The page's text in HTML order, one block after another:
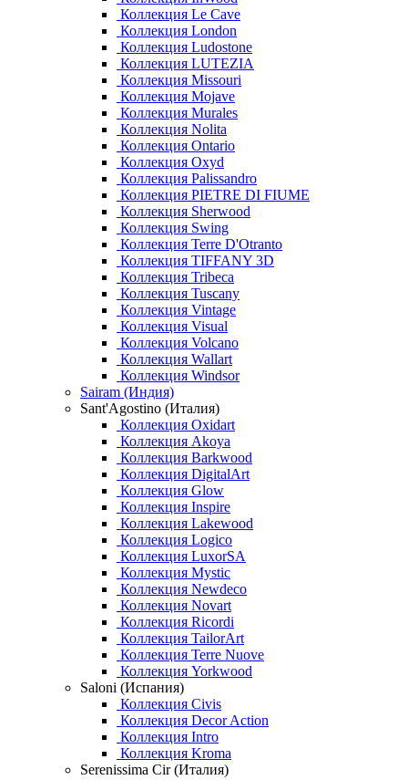
Коллекция Le Cave
Коллекция London
Коллекция Ludostone
Коллекция LUTEZIA
Коллекция Missouri
Коллекция Mojave
Коллекция Murales
Коллекция Nolita
Коллекция Ontario
Коллекция Oxyd
Коллекция Palissandro
Коллекция PIETRE DI FIUME
Коллекция Sherwood
Коллекция Swing
Коллекция Terre D'Otranto
Коллекция TIFFANY 3D
Коллекция Tribeca
Коллекция Tuscany
Коллекция Vintage
Коллекция Visual
Коллекция Volcano
Коллекция Wallart
Коллекция Windsor
Sairam (Индия)
Sant'Agostino (Италия)
Коллекция Oxidart
Коллекция Akoya
Коллекция Barkwood
Коллекция DigitalArt
Коллекция Glow
Коллекция Inspire
Коллекция Lakewood
Коллекция Logico
Коллекция LuxorSA
Коллекция Mystic
Коллекция Newdeco
Коллекция Novart
Коллекция Ricordi
Коллекция TailorArt
Коллекция Terre Nuove
Коллекция Yorkwood
Saloni (Испания)
Коллекция Civis
Коллекция Decor Action
Коллекция Intro
Коллекция Kroma
Serenissima Cir (Италия)